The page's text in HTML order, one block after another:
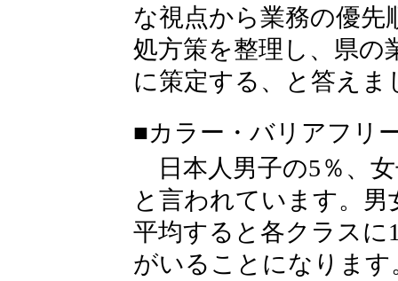
な視点から業務の優先
処方策を整理し、県の
に策定する、と答えま
■カラー・バリアフリ
日本人男子の5％、
と言われています。男
平均すると各クラスに
がいることになりま